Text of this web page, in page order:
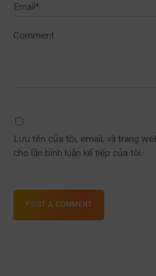
Email*
Comment
Lưu tên của tôi, email, và trang
cho lần bình luận kế tiếp của tôi.
POST A COMMENT